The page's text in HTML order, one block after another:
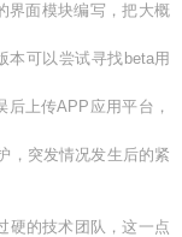
界面模块编写，把大概
本可以尝试寻找beta用
上传APP应用平台，
，突发情况发生后的紧
硬的技术团队，这一点